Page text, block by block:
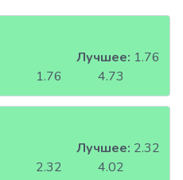
1.76 4.73
Лучшее: 1.76
2.32 4.02
Лучшее: 2.32